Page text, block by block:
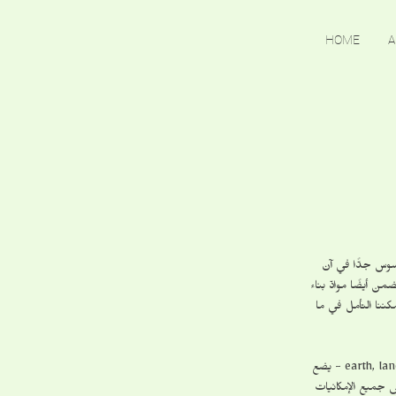
HOME
جدًّا في آن
أيضًا موادّ بناء
التأمل في ما
النقاش حول الأرض، البلد، المقاطعة، الحقل، التربة، اليابسة، الأساس، أو القاعدة - earth, land, territory, soil, ground - يضع
الإمكانيات